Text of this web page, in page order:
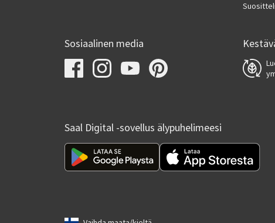
Sosiaalinen media
Saal Digital -sovellus älypuhelimeesi